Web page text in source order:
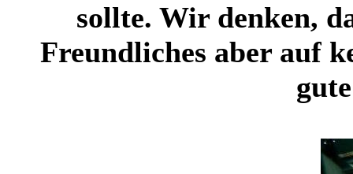
sollte. Wir denken,
Freundliches aber auf